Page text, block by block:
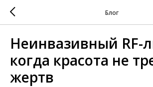
Блог
Неинвазивный RF-
когда красота не
жертв